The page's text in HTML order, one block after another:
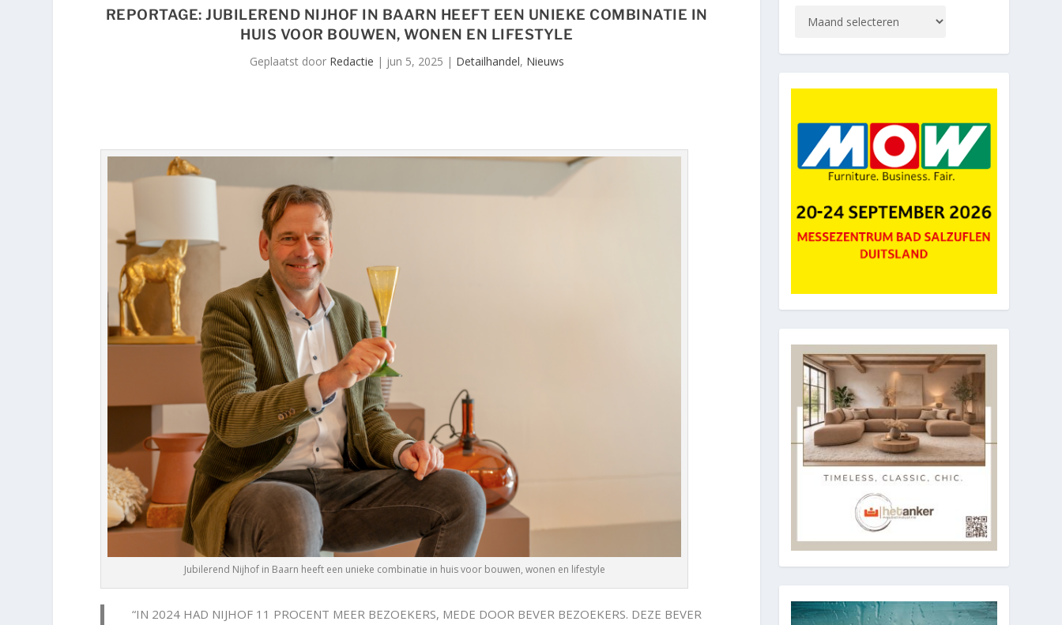
REPORTAGE: JUBILEREND NIJHOF IN BAARN HEEFT EEN UNIEKE COMBINATIE IN
HUIS VOOR BOUWEN, WONEN EN LIFESTYLE
Geplaatst door Redactie | jun 5, 2025 | Detailhandel, Nieuws
Jubilerend Nijhof in Baarn heeft een unieke combinatie in huis voor bouwen, wonen en lifestyle
“IN 2024 HAD NIJHOF 11 PROCENT MEER BEZOEKERS, MEDE DOOR BEVER BEZOEKERS. DEZE BEVER